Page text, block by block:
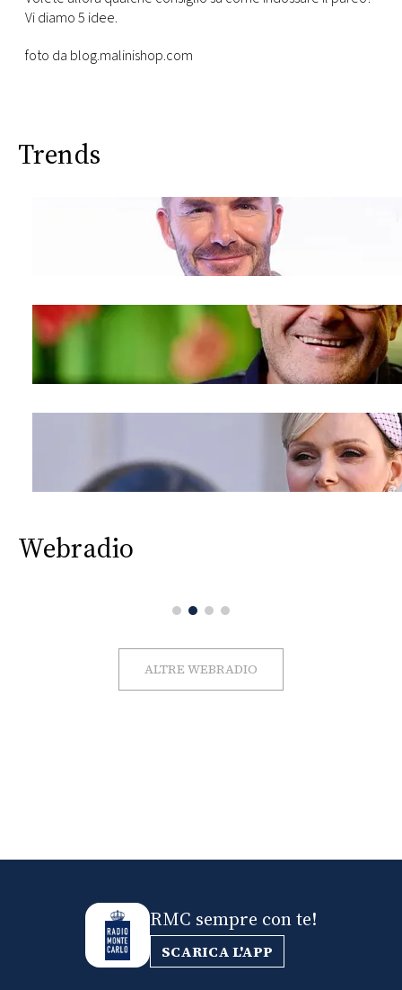
CONSIGLIA
Vi diamo 5 idee.
foto da blog.malinishop.com
Trends
Webradio
ALTRE WEBRADIO
RMC sempre con te!
SCARICA L'APP